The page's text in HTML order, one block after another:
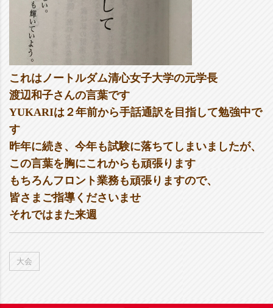
これはノートルダム清心女子大学の元学長
渡辺和子さんの言葉です
YUKARIは２年前から手話通訳を目指して勉強中で
す
昨年に続き、今年も試験に落ちてしまいましたが、
この言葉を胸にこれからも頑張ります
もちろんフロント業務も頑張りますので、
皆さまご指導くださいませ
それではまた来週
大会